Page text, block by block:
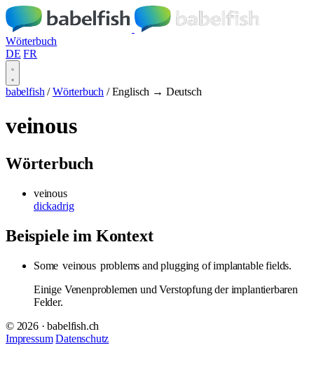
Wörterbuch
DE FR
babelfish / Wörterbuch / Englisch → Deutsch
veinous
Wörterbuch
veinous
dickadrig
Beispiele im Kontext
Some veinous problems and plugging of implantable fields.
Einige Venenproblemen und Verstopfung der implantierbaren
Felder.
© 2026 · babelfish.ch
Impressum Datenschutz